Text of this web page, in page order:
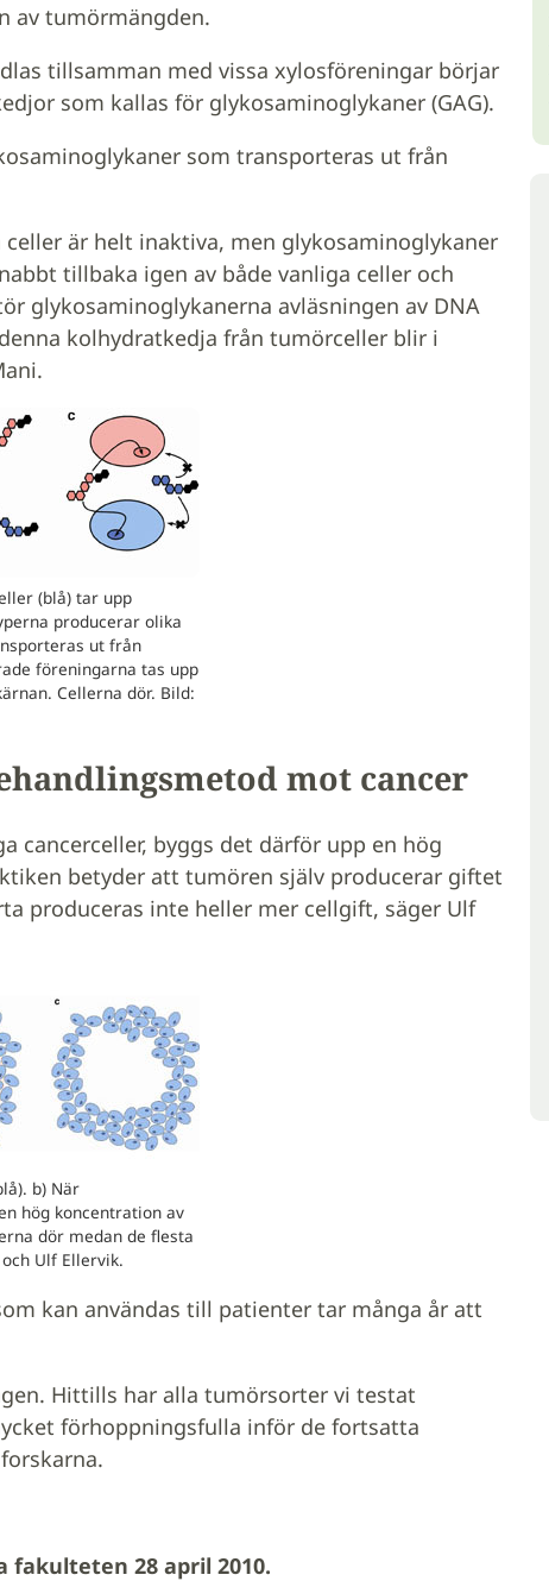
av tumörmängden.
tillsamman med vissa xylosföreningar börjar
som kallas för glykosaminoglykaner (GAG).
som transporteras ut från
är helt inaktiva, men glykosaminoglykaner
tillbaka igen av både vanliga celler och
glykosaminoglykanerna avläsningen av DNA
kolhydratkedja från tumörceller blir i
(blå) tar upp
producerar olika
ut från
föreningarna tas upp
Cellerna dör. Bild:
mot cancer
cancerceller, byggs det därför upp en hög
betyder att tumören själv producerar giftet
produceras inte heller mer cellgift, säger Ulf
b) När
hög koncentration av
dör medan de flesta
Ulf Ellervik.
kan användas till patienter tar många år att
Hittills har alla tumörsorter vi testat
förhoppningsfulla inför de fortsatta
fakulteten 28 april 2010.